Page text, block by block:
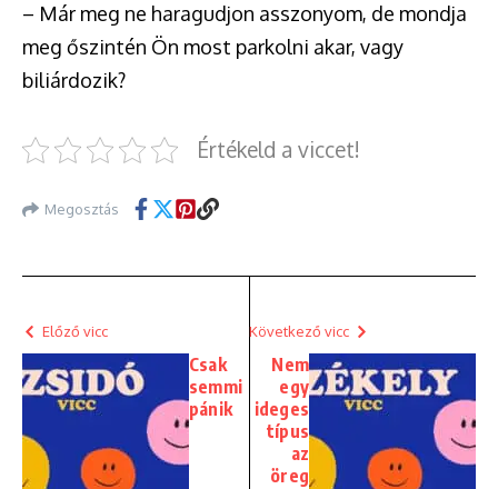
– Már meg ne haragudjon asszonyom, de mondja
meg őszintén Ön most parkolni akar, vagy
biliárdozik?
Értékeld a viccet!
Megosztás
Előző vicc
Csak
semmi
pánik
Következő vicc
Nem
egy
ideges
típus
az
öreg